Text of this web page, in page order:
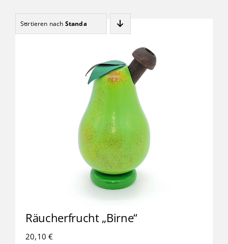
Kinder
Inklusionsbetrieb
Sortieren nach Standard
Räucherfrucht „Birne“
20,10€